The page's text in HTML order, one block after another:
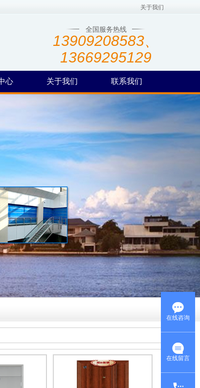
关于我们
全国服务热线
13909208583、
13669295129
心 关于我们 联系我们
在线咨询
在线留言